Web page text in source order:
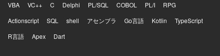
VBA
VC++ C Delphi PL/SQL COBOL PL/I
RPG
Actionscript
SQL shell アセンブラ Go言語 Kotlin
TypeScript
R言語
Apex Dart